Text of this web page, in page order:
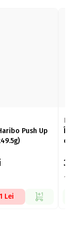
Push Up
Lei